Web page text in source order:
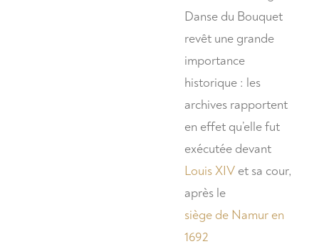
Danse du Bouquet
revêt une grande
importance
historique : les
archives rapportent
en effet qu’elle fut
exécutée devant
Louis XIV et sa cour,
après le
siège de Namur en
1692